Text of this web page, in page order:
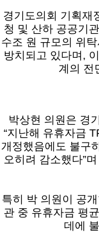
경기도의회 기획재
청 및 산하 공공기
수조 원 규모의 위
방치되고 있다며,
계의 전
박상현 의원은 경
“지난해 유휴자금
개정했음에도 불구
오히려 감소했다”
특히 박 의원이 공
관 중 유휴자금 평
데에